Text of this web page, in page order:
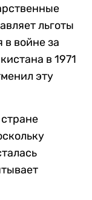
льготы
войне за
в 1971
эту